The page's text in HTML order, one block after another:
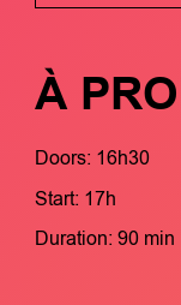
À
Doors: 16h30
Start: 17h
Duration: 90 min